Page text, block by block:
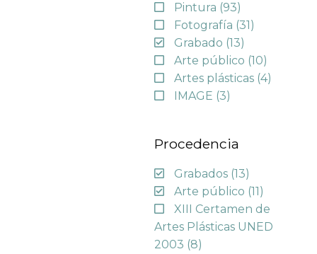
Pintura (93)
Fotografía (31)
Grabado (13)
Arte público (10)
Artes plásticas (4)
IMAGE (3)
Procedencia
Grabados (13)
Arte público (11)
XIII Certamen de
Artes Plásticas UNED
2003 (8)